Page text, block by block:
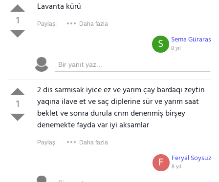
1
Lavanta kürü
Paylaş: Daha fazla
Sema Güraras
8 yıl
S
1
2 dis sarmısak iyice ez ve yarım çay bardaqı zeytin
yaqına ilave et ve saç diplerine sür ve yarım saat
beklet ve sonra durula cnm denenmiş birşey
denemekte fayda var iyi aksamlar
Paylaş: Daha fazla
Feryal Soysuz
8 yıl
F